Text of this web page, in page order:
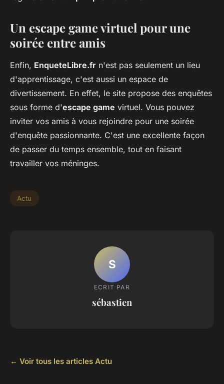
Un escape game virtuel pour une
soirée entre amis
Enfin, EnqueteLibre.fr n'est pas seulement un lieu
d'apprentissage, c'est aussi un espace de
divertissement. En effet, le site propose des enquêtes
sous forme d'escape game virtuel. Vous pouvez
inviter vos amis à vous rejoindre pour une soirée
d'enquête passionnante. C'est une excellente façon
de passer du temps ensemble, tout en faisant
travailler vos méninges.
Actu
S
ECRIT PAR
sébastien
← Voir tous les articles Actu